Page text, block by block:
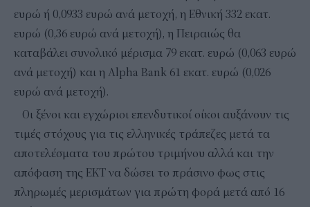
ευρώ ή 0,0933 ευρώ ανά μετοχή, η Εθνική 332 εκατ.
ευρώ (0,36 ευρώ ανά μετοχή), η Πειραιώς θα
καταβάλει συνολικό μέρισμα 79 εκατ. ευρώ (0,063 ευρώ
ανά μετοχή) και η Alpha Bank 61 εκατ. ευρώ (0,026
ευρώ ανά μετοχή).
Οι ξένοι και εγχώριοι επενδυτικοί οίκοι αυξάνουν τις
τιμές στόχους για τις ελληνικές τράπεζες μετά τα
αποτελέσματα του πρώτου τριμήνου αλλά και την
απόφαση της ΕΚΤ να δώσει το πράσινο φως στις
πληρωμές μερισμάτων για πρώτη φορά μετά από 16